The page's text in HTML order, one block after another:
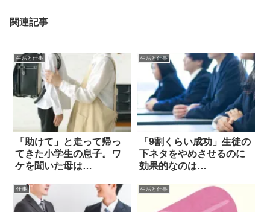
関連記事
生活と仕事
「助けて」と走って帰っ
てきた小学生の息子。ワ
ケを聞いた母は…
生活と仕事
「9割くらい成功」生徒の
下ネタをやめさせるのに
効果的なのは…
仕事 生活と仕事